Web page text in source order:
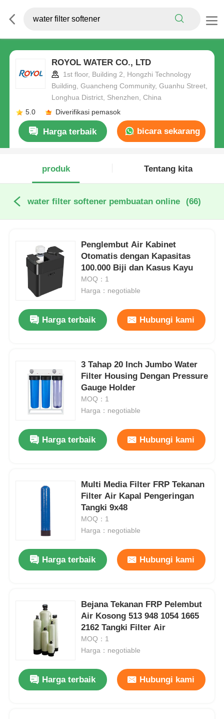
ROYOL WATER CO., LTD
1st floor, Building 2, Hongzhi Technology
Building, Guancheng Community, Guanhu Street,
Longhua District, Shenzhen, China
5.0
Diverifikasi pemasok
Harga terbaik bicara sekarang
produk Tentang kita
water filter softener pembuatan online (66)
Penglembut Air Kabinet
Otomatis dengan Kapasitas
100.000 Biji dan Kasus Kayu
MOQ：1
Harga：negotiable
Harga terbaik Hubungi kami
3 Tahap 20 Inch Jumbo Water
Filter Housing Dengan Pressure
Gauge Holder
MOQ：1
Harga：negotiable
Harga terbaik Hubungi kami
Multi Media Filter FRP Tekanan
Filter Air Kapal Pengeringan
Tangki 9x48
MOQ：1
Harga：negotiable
Harga terbaik Hubungi kami
Bejana Tekanan FRP Pelembut
Air Kosong 513 948 1054 1665
2162 Tangki Filter Air
MOQ：1
Harga：negotiable
Harga terbaik Hubungi kami